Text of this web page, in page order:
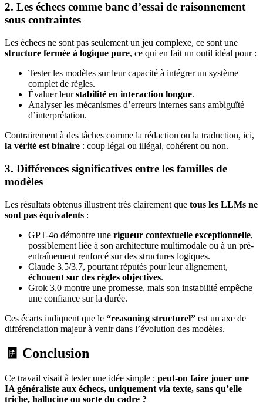
2. Les échecs comme banc d’essai de raisonnement
sous contraintes
Les échecs ne sont pas seulement un jeu complexe, ce sont une
structure fermée à logique pure, ce qui en fait un outil idéal pour :
Tester les modèles sur leur capacité à intégrer un système
complet de règles.
Évaluer leurstabilité en interaction longue.
Analyser les mécanismes d’erreurs internes sans ambiguïté
d’interprétation.
Contrairement à des tâches comme la rédaction ou la traduction, ici,
la vérité est binaire : coup légal ou illégal, cohérent ou non.
3. Différences significatives entre les familles de
modèles
Les résultats obtenus illustrent très clairement que tous les LLMs ne
sont pas équivalents :
GPT-4o démontre une rigueur contextuelle exceptionnelle,
possiblement liée à son architecture multimodale ou à un pré-
entraînement renforcé sur des structures logiques.
Claude 3.5/3.7, pourtant réputés pour leur alignement,
échouent sur des règles objectives.
Grok 3.0 montre une promesse, mais son instabilité empêche
une confiance sur la durée.
Ces écarts indiquent que le “reasoning structurel” est un axe de
différenciation majeur à venir dans l’évolution des modèles.
🧾 Conclusion
Ce travail visait à tester une idée simple : peut-on faire jouer une
IA généraliste aux échecs, uniquement via texte, sans qu’elle
triche, hallucine ou sorte du cadre ?